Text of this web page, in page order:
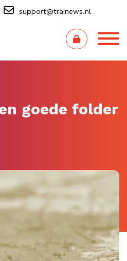
support@trainews.nl
goede folder